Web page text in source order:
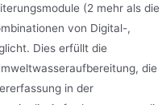
(2 mehr als die
von Digital-,
Dies erfüllt die
die
in der